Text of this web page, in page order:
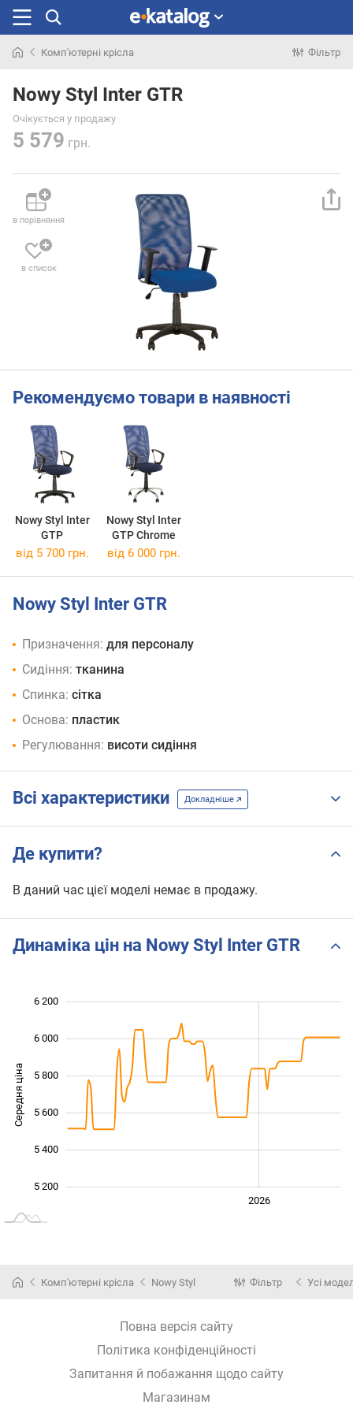
раніше
Комп'ютерні крісла Фільтр
Nowy Styl Inter GTR
Очікується у продажу
5 579 грн.
в порівняння
в список
Рекомендуємо товари в наявності
Nowy Styl Inter
GTP
Nowy Styl Inter
GTP Chrome
від 5 700 грн. від 6 000 грн.
Nowy Styl Inter GTR
Призначення: для персоналу
Сидіння: тканина
Спинка: сітка
Основа: пластик
Регулювання: висоти сидіння
Всі характеристики Докладніше
Де купити?
В даний час цієї моделі немає в продажу.
Динаміка цін на Nowy Styl Inter GTR
Середня ціна
5 200
5 400
5 600
5 800
6 000
6 200
2026
Комп'ютерні крісла Nowy Styl Фільтр Усі
Повна версія сайту
Політика конфіденційності
Запитання й побажання щодо сайту
Магазинам